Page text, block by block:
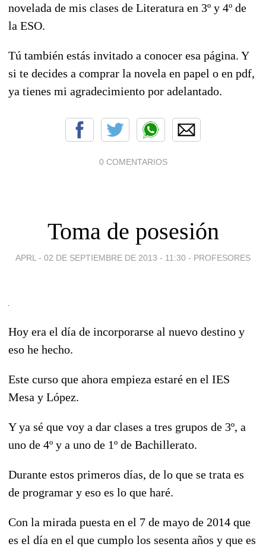
novelada de mis clases de Literatura en 3º y 4º de
la ESO.
Tú también estás invitado a conocer esa página. Y
si te decides a comprar la novela en papel o en pdf,
ya tienes mi agradecimiento por adelantado.
0 COMENTARIOS
Toma de posesión
APRL - 02 DE SEPTIEMBRE DE 2013 - 11:30 - PROFESORES
Hoy era el día de incorporarse al nuevo destino y
eso he hecho.
Este curso que ahora empieza estaré en el IES
Mesa y López.
Y ya sé que voy a dar clases a tres grupos de 3º, a
uno de 4º y a uno de 1º de Bachillerato.
Durante estos primeros días, de lo que se trata es
de programar y eso es lo que haré.
Con la mirada puesta en el 7 de mayo de 2014 que
es el día en el que cumplo los sesenta años y que es